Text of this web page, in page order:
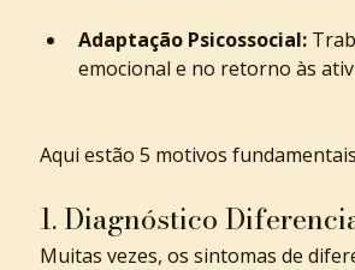
Adaptação Psicossocial:
emocional e no retorno às
Aqui estão 5 motivos
1. Diagnóstico
Muitas vezes, os sintomas de